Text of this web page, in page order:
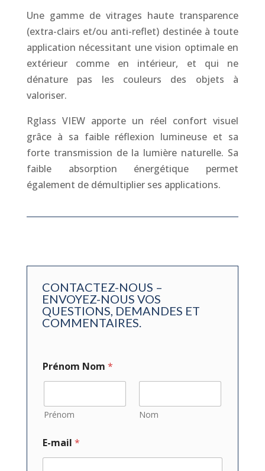
Une gamme de vitrages haute transparence
(extra-clairs et/ou anti-reflet) destinée à toute
application nécessitant une vision optimale en
extérieur comme en intérieur, et qui ne
dénature pas les couleurs des objets à
valoriser.
Rglass VIEW apporte un réel confort visuel
grâce à sa faible réflexion lumineuse et sa
forte transmission de la lumière naturelle. Sa
faible absorption énergétique permet
également de démultiplier ses applications.
CONTACTEZ-NOUS –
ENVOYEZ-NOUS VOS
QUESTIONS, DEMANDES ET
COMMENTAIRES.
Prénom Nom *
Prénom Nom
E-mail *